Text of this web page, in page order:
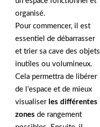
organisé.
Pour commencer, il est
essentiel de débarrasser
et trier sa cave des objets
inutiles ou volumineux.
Cela permettra de libérer
de l’espace et de mieux
visualiser les différentes
zones de rangement